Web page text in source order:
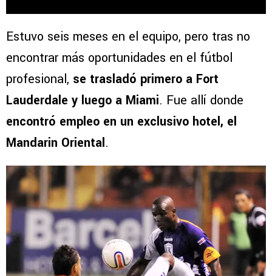
Estuvo seis meses en el equipo, pero tras no
encontrar más oportunidades en el fútbol
profesional, se trasladó primero a Fort
Lauderdale y luego a Miami. Fue allí donde
encontró empleo en un exclusivo hotel, el
Mandarin Oriental.